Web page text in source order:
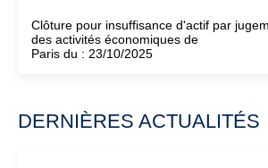
Clôture pour insuffisance d'actif par
des activités économiques de
Paris du : 23/10/2025
DERNIÈRES ACTUALITÉS